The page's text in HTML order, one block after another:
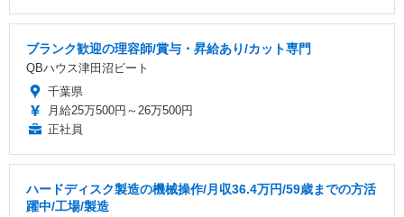
ブランク歓迎の理容師/賞与・昇給あり/カット専門
QBハウス津田沼ビート
千葉県
月給25万500円～26万500円
正社員
ハードディスク製造の機械操作/月収36.4万円/59歳までの方活
躍中/工場/製造